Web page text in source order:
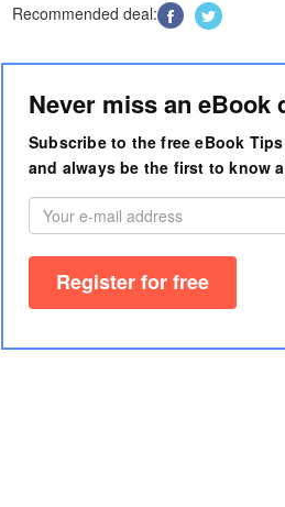
Recommended deal:
Never miss an eBook
Subscribe to the free eBook
and always be the first to know